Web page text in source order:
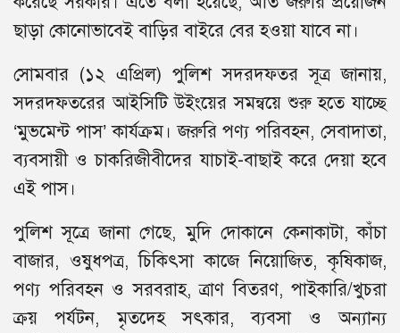
ছাড়া কোনোভাবেই বাড়ির বাইরে বের হওয়া যাবে না।
সোমবার (১২ এপ্রিল) পুলিশ সদরদফতর সূত্র জানায়,
সদরদফতরের আইসিটি উইংয়ের সমন্বয়ে শুরু হতে যাচ্ছে
‘মুভমেন্ট পাস’ কার্যক্রম। জরুরি পণ্য পরিবহন, সেবাদাতা,
ব্যবসায়ী ও চাকরিজীবীদের যাচাই-বাছাই করে দেয়া হবে
এই পাস।
পুলিশ সূত্রে জানা গেছে, মুদি দোকানে কেনাকাটা, কাঁচা
বাজার, ওষুধপত্র, চিকিৎসা কাজে নিয়োজিত, কৃষিকাজ,
পণ্য পরিবহন ও সরবরাহ, ত্রাণ বিতরণ, পাইকারি/খুচরা
ক্রয় পর্যটন, মৃতদেহ সৎকার, ব্যবসা ও অন্যান্য